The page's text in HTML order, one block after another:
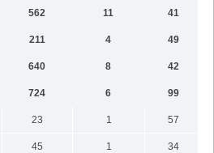
562 11
41
211 4
49
640 8
42
724 6
99
23 1
57
45 1
34